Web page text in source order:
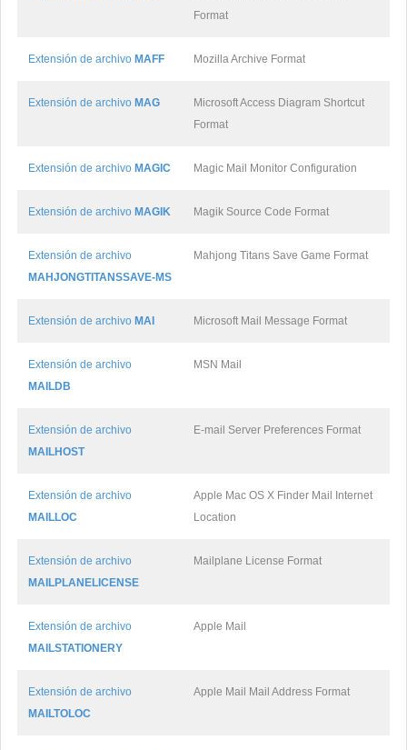
Format
Extensión de archivo MAFF Mozilla Archive Format
Extensión de archivo MAG
Microsoft Access Diagram Shortcut
Format
Extensión de archivo MAGIC Magic Mail Monitor Configuration
Extensión de archivo MAGIK Magik Source Code Format
Extensión de archivo
MAHJONGTITANSSAVE-MS
Mahjong Titans Save Game Format
Extensión de archivo MAI Microsoft Mail Message Format
Extensión de archivo
MAILDB
MSN Mail
Extensión de archivo
MAILHOST
E-mail Server Preferences Format
Extensión de archivo
MAILLOC
Apple Mac OS X Finder Mail Internet
Location
Extensión de archivo
MAILPLANELICENSE
Mailplane License Format
Extensión de archivo
MAILSTATIONERY
Apple Mail
Extensión de archivo
MAILTOLOC
Apple Mail Mail Address Format